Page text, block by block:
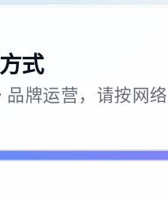
式
品牌运营，请按网